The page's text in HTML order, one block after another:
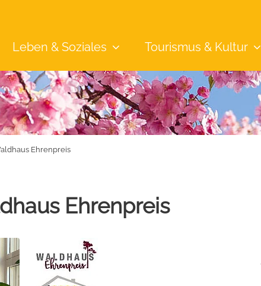
Leben &Soziales Tourismus & Kultur
Ehrenpreis
Ehrenpreis